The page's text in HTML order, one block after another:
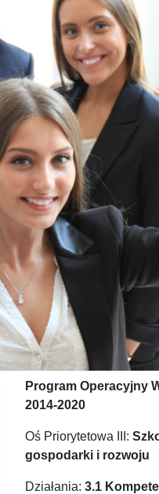
Program Operacyjny
2014-2020
Oś Priorytetowa III:
gospodarki i rozwoju
Działania: 3.1